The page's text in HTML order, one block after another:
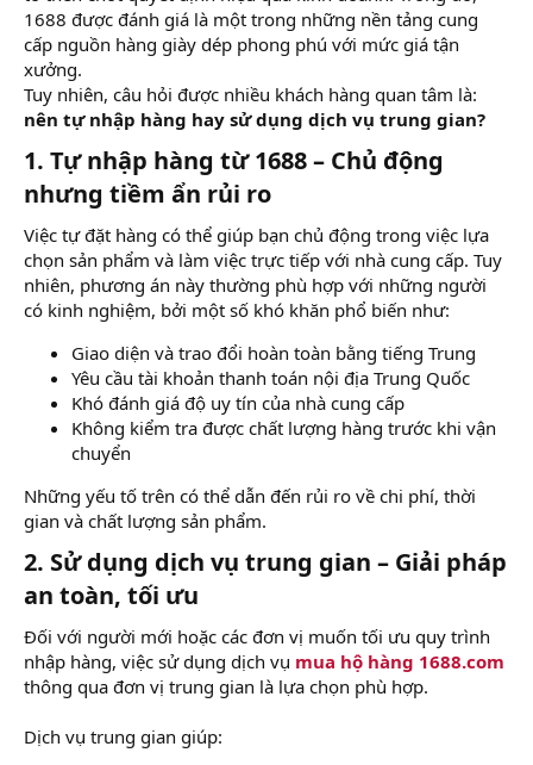
1688 được đánh giá là một trong những nền tảng cung
cấp nguồn hàng giày dép phong phú với mức giá tận
xưởng.
Tuy nhiên, câu hỏi được nhiều khách hàng quan tâm là:
nên tự nhập hàng hay sử dụng dịch vụ trung gian?
1. Tự nhập hàng từ 1688 – Chủ động
nhưng tiềm ẩn rủi ro
Việc tự đặt hàng có thể giúp bạn chủ động trong việc lựa
chọn sản phẩm và làm việc trực tiếp với nhà cung cấp. Tuy
nhiên, phương án này thường phù hợp với những người
có kinh nghiệm, bởi một số khó khăn phổ biến như:
Giao diện và trao đổi hoàn toàn bằng tiếng Trung
Yêu cầu tài khoản thanh toán nội địa Trung Quốc
Khó đánh giá độ uy tín của nhà cung cấp
Không kiểm tra được chất lượng hàng trước khi vận
chuyển
Những yếu tố trên có thể dẫn đến rủi ro về chi phí, thời
gian và chất lượng sản phẩm.
2. Sử dụng dịch vụ trung gian – Giải pháp
an toàn, tối ưu
Đối với người mới hoặc các đơn vị muốn tối ưu quy trình
nhập hàng, việc sử dụng dịch vụ mua hộ hàng 1688.com
thông qua đơn vị trung gian là lựa chọn phù hợp.
Dịch vụ trung gian giúp: